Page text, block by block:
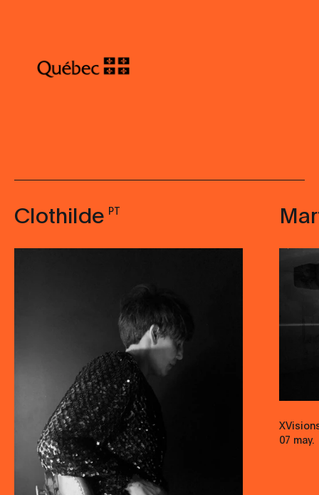
Clothilde PT
07 may.